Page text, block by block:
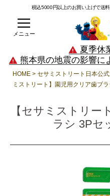
税込5000円以上のお買い上げで送
メニュー
夏季休
熊本県の地震の影響に
HOME セサミストリート日本公
ミストリート】園児用クリア歯ブ
【セサミストリー
ラシ 3Pセ